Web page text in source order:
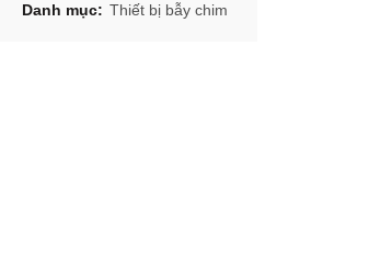
Danh mục: Thiết bị bẫy chim